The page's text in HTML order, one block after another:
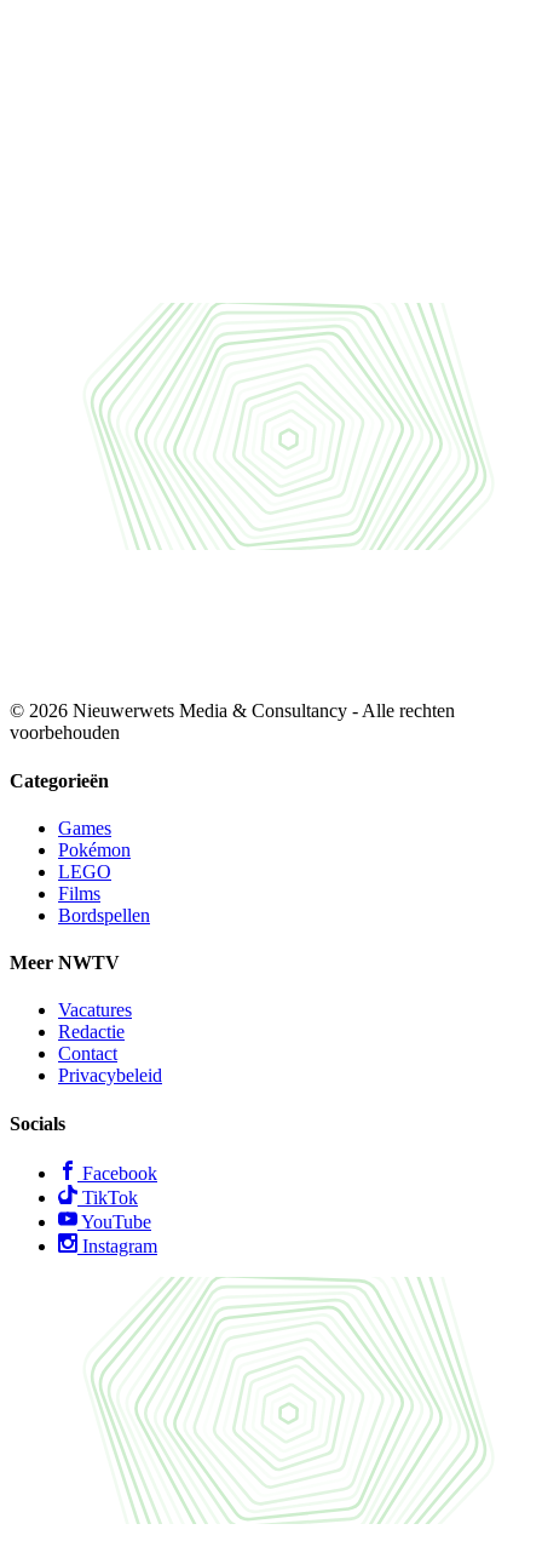
© 2026 Nieuwerwets Media & Consultancy - Alle rechten
voorbehouden
Categorieën
Games
Pokémon
LEGO
Films
Bordspellen
Meer NWTV
Vacatures
Redactie
Contact
Privacybeleid
Socials
Facebook
TikTok
YouTube
Instagram